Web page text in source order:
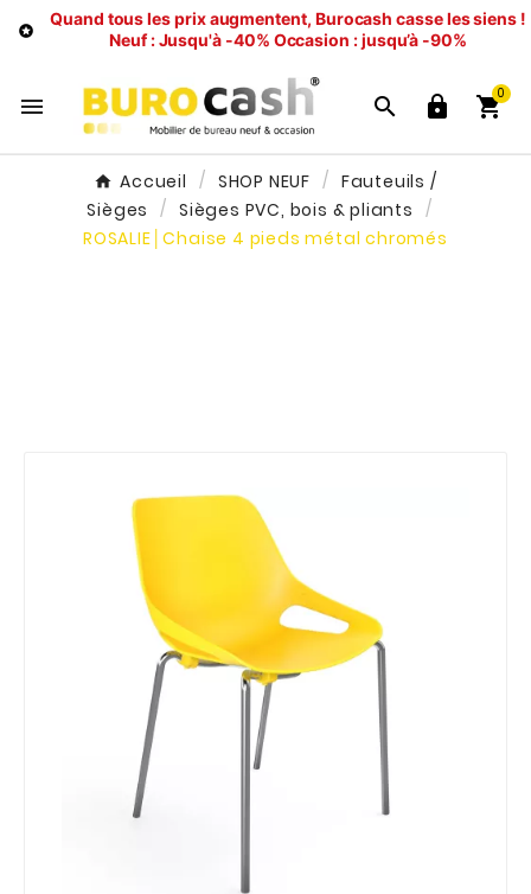

Quand tous les prix augmentent, Burocash casse les siens !
Neuf : Jusqu'à -40% Occasion : jusqu’à -90%
   
0
Accueil SHOP NEUF
Fauteuils /
Sièges
Sièges PVC, bois & pliants
ROSALIE│Chaise 4 pieds métal chromés